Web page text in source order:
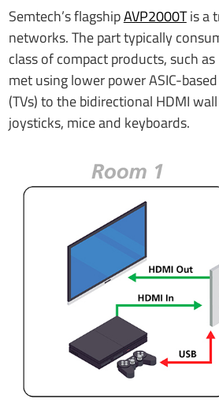
Semtech’s flagshipAVP2000Tis a
networks. The part typically
class of compact products, such
met using lower power ASIC-
(TVs) to the bidirectional HDMI
joysticks, mice and keyboards.